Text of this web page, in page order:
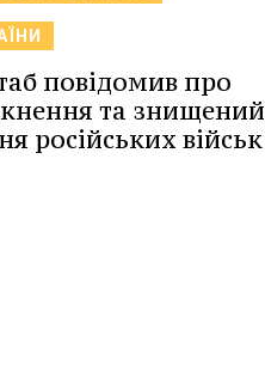
повідомив про
та знищений
російських військ